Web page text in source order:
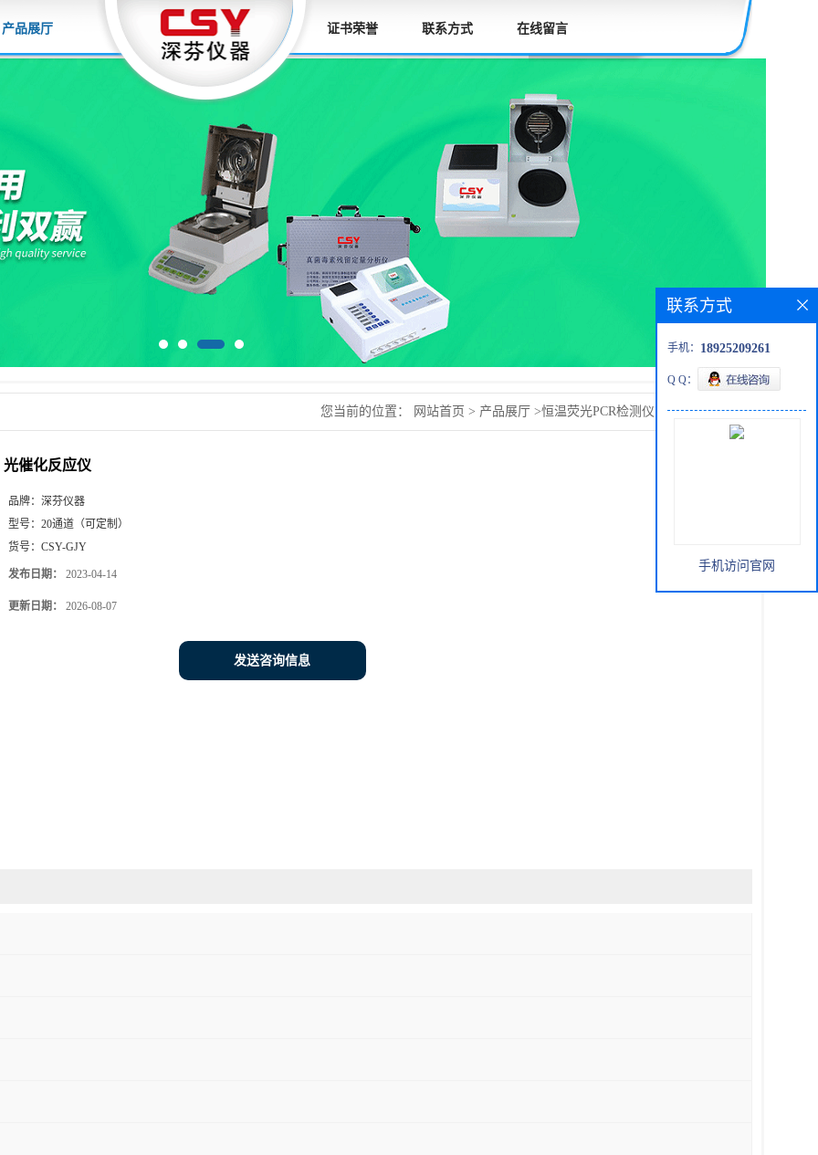
产品展厅 证书荣誉 联系方式 在线留言
您当前的位置： 网站首页 > 产品展厅 >恒温荧光PCR检测仪 光催化反应仪
光催化反应仪
品牌： 深芬仪器
型号： 20通道（可定制）
货号： CSY-GJY
发布日期： 2023-04-14
更新日期： 2026-08-07
发送咨询信息
联系方式
手机： 18925209261
Q Q：
手机访问官网